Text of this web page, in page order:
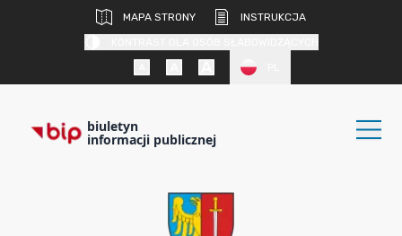
MAPA STRONY
INSTRUKCJA
biuletyn
informacji publicznej